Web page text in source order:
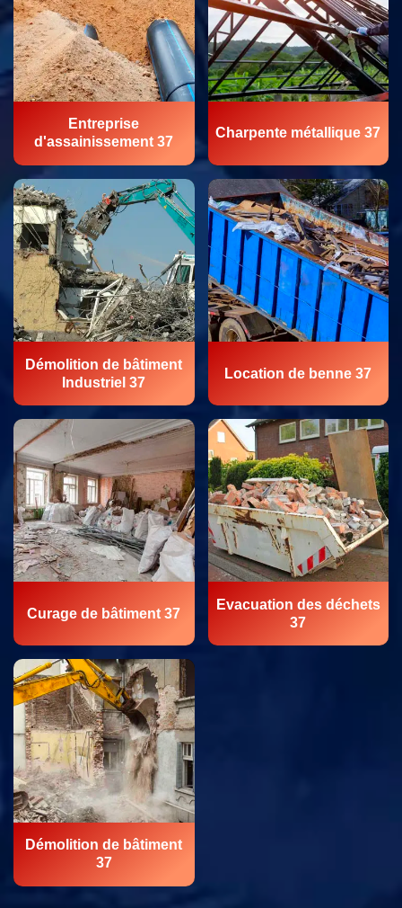
Entreprise
d'assainissement 37
Charpente métallique 37
Démolition de bâtiment
Industriel 37
Location de benne 37
Curage de bâtiment 37
Evacuation des déchets
37
Démolition de bâtiment
37